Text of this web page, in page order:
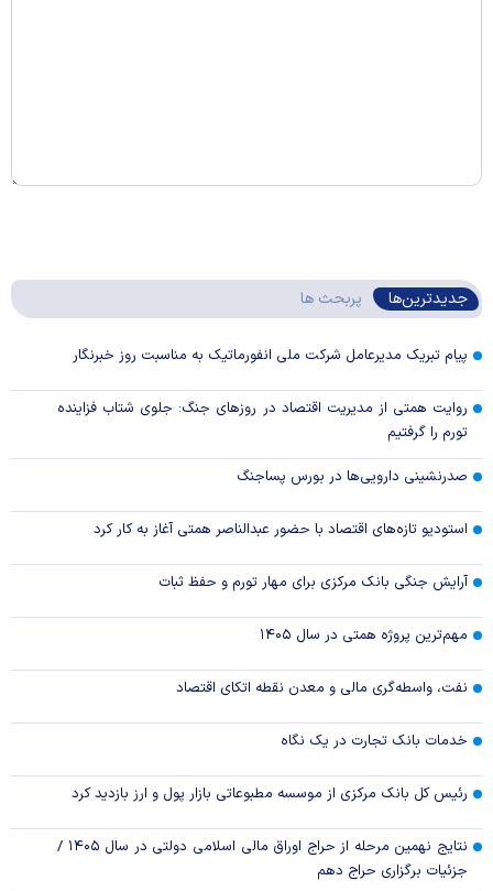
جدیدترین‌ها پربحث ها
پیام تبریک مدیرعامل شرکت ملی انفورماتیک به مناسبت روز خبرنگار
روایت همتی از مدیریت اقتصاد در روزهای جنگ: جلوی شتاب فزاینده
تورم را گرفتیم
صدرنشینی دارویی‌ها در بورس پساجنگ
استودیو تازه‌های اقتصاد با حضور عبدالناصر همتی آغاز به کار کرد
آرایش جنگی بانک مرکزی برای مهار تورم و حفظ ثبات
مهم‌ترین پروژه همتی در سال ۱۴۰۵
نفت، واسطه‌گری مالی و معدن نقطه اتکای اقتصاد
خدمات بانک تجارت در یک نگاه
رئیس کل بانک مرکزی از موسسه مطبوعاتی بازار پول و ارز بازدید کرد
نتایج نهمین مرحله از حراج اوراق مالی اسلامی دولتی در سال ۱۴۰۵ /
جزئیات برگزاری حراج دهم